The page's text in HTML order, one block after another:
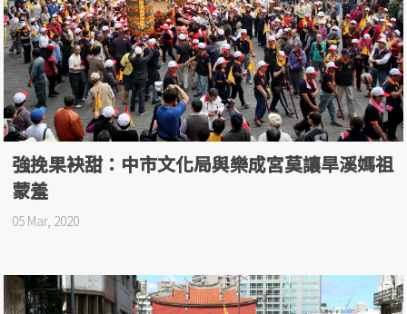
強挽果袂甜：中市文化局與樂成宮莫讓旱溪媽祖
蒙羞
05 Mar, 2020